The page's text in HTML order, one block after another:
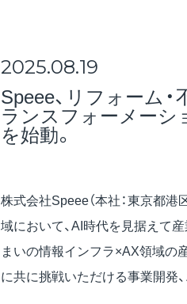
2025.08.19
Speee、リフォーム
ランスフォーメーシ
を始動。
株式会社Speee（本社：東京都港
域において、AI時代を見据えて
まいの情報インフラ×AX領域の
に共に挑戦いただける事業開発